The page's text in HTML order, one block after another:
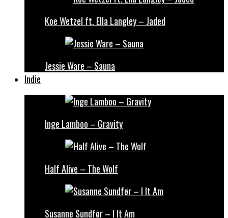
Koe Wetzel ft. Ella Langley – Jaded
Jessie Ware – Sauna
Indie
Inge Lamboo – Gravity
Half Alive – The Wolf
Susanne Sundfør – I It Am